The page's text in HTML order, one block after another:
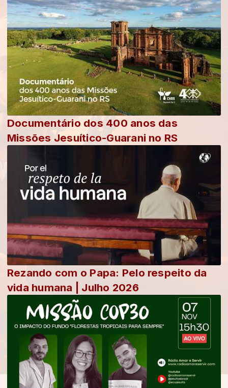
Documentário dos 400 anos das
Missões Jesuítico-Guarani no RS
Rezando com o Papa: Pelo respeito da
vida humana | Julho 2026